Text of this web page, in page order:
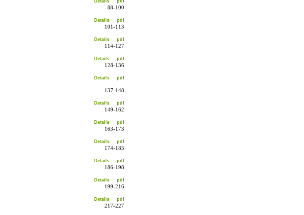
Details pdf
88-100
Details pdf
101-113
Details pdf
114-127
Details pdf
128-136
Details pdf
137-148
Details pdf
149-162
Details pdf
163-173
Details pdf
174-185
Details pdf
186-198
Details pdf
199-216
Details pdf
217-227